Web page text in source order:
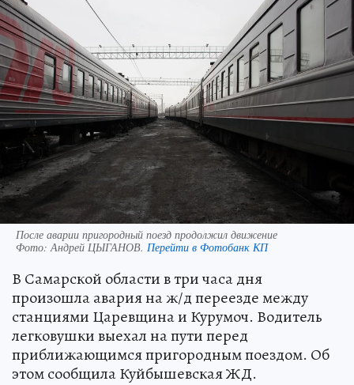
После аварии пригородный поезд продолжил движение
Фото:Андрей ЦЫГАНОВ. Перейти в Фотобанк КП
В Самарской области в три часа дня
произошла авария на ж/д переезде между
станциями Царевщина и Курумоч. Водитель
легковушки выехал на пути перед
приближающимся пригородным поездом. Об
этом сообщила Куйбышевская ЖД.